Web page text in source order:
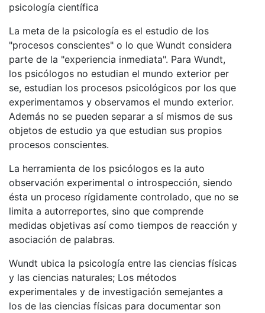
psicología científica
La meta de la psicología es el estudio de los
"procesos conscientes" o lo que Wundt considera
parte de la "experiencia inmediata". Para Wundt,
los psicólogos no estudian el mundo exterior per
se, estudian los procesos psicológicos por los que
experimentamos y observamos el mundo exterior.
Además no se pueden separar a sí mismos de sus
objetos de estudio ya que estudian sus propios
procesos conscientes.
La herramienta de los psicólogos es la auto
observación experimental o introspección, siendo
ésta un proceso rígidamente controlado, que no se
limita a autorreportes, sino que comprende
medidas objetivas así como tiempos de reacción y
asociación de palabras.
Wundt ubica la psicología entre las ciencias físicas
y las ciencias naturales; Los métodos
experimentales y de investigación semejantes a
los de las ciencias físicas para documentar son